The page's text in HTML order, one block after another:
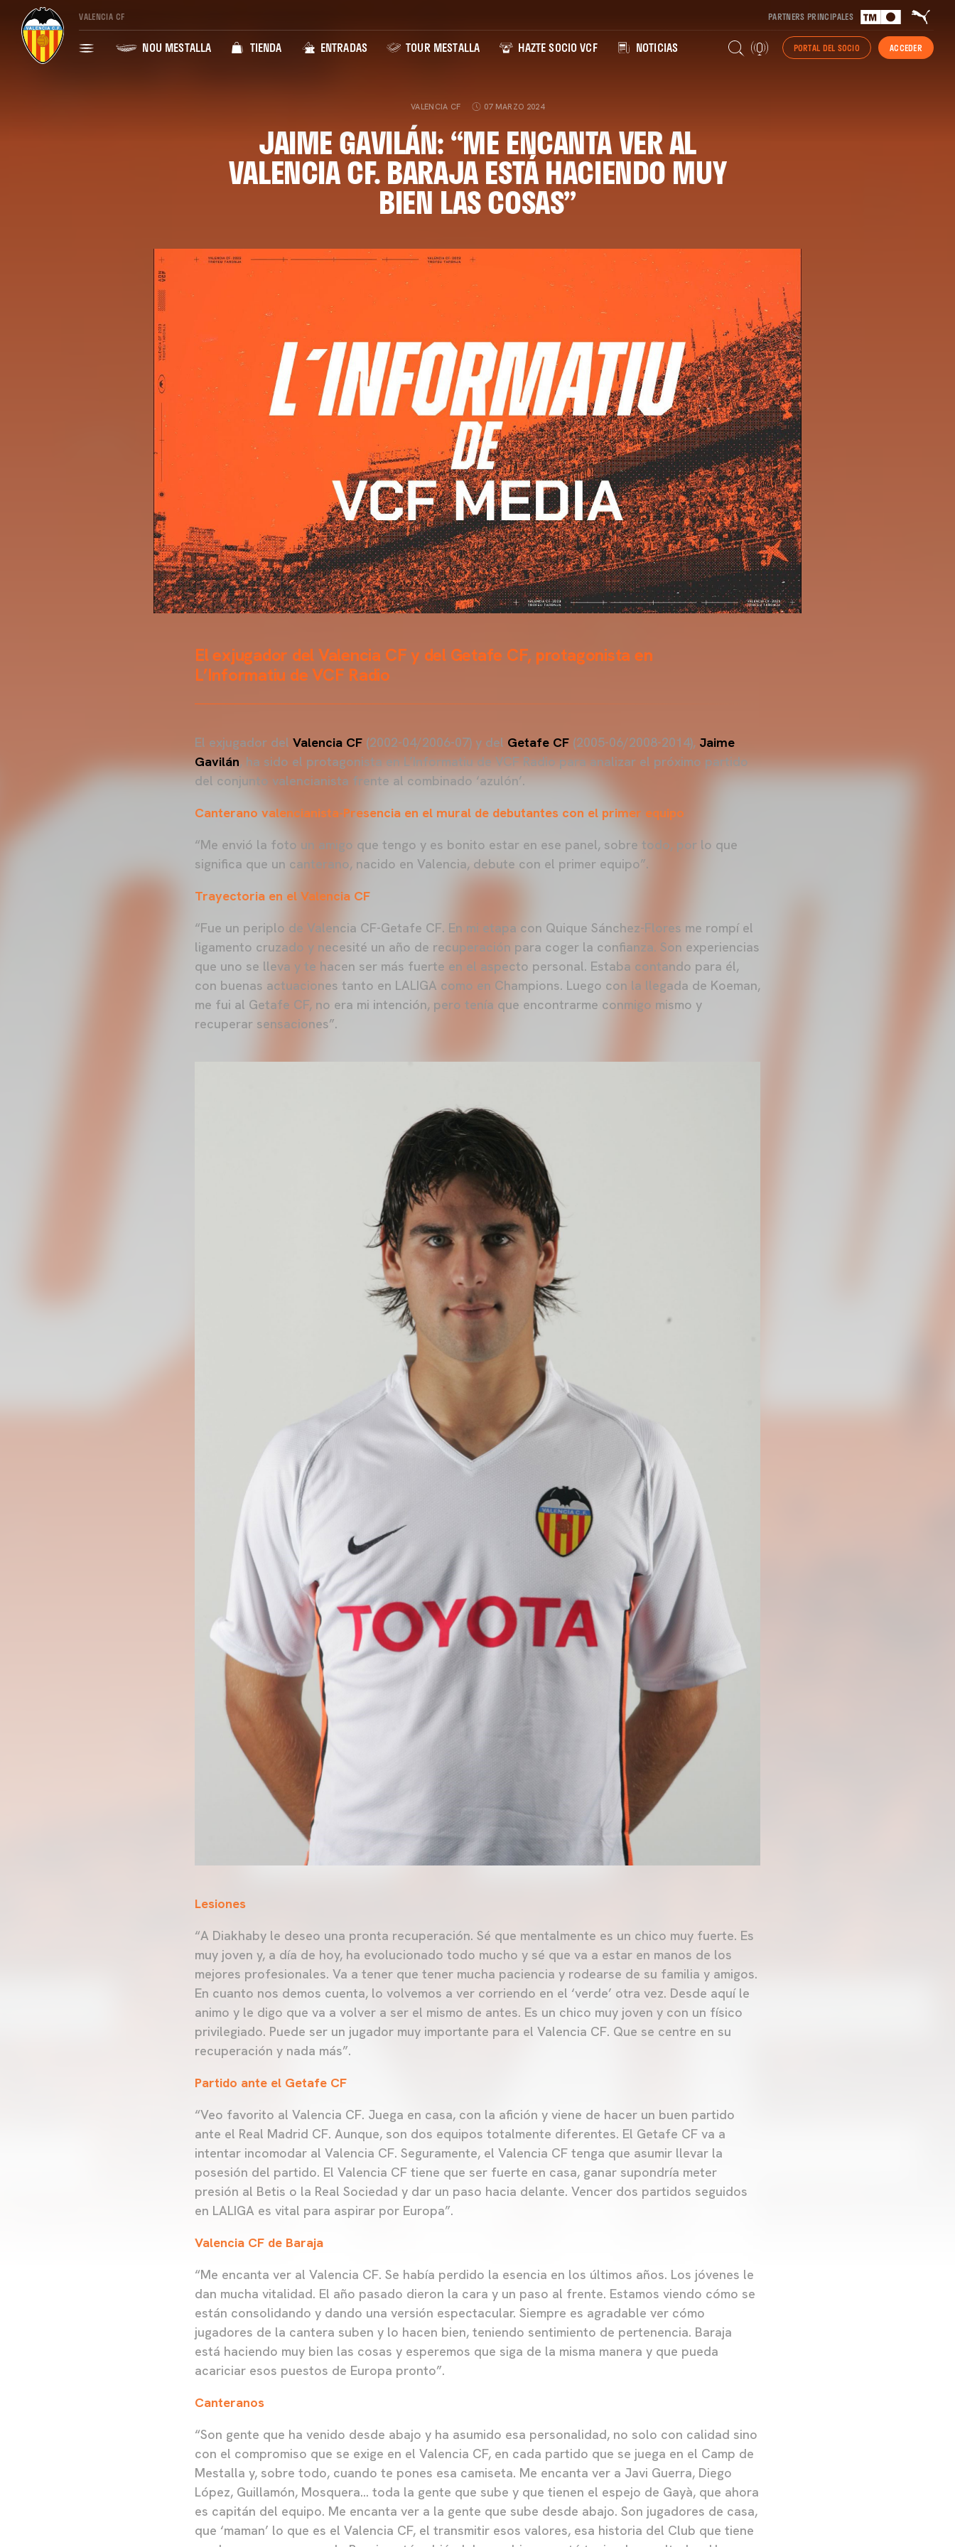
VALENCIA CF PARTNERS PRINCIPALES
NOU MESTALLA TIENDA ENTRADAS TOUR MESTALLA HAZTE SOCIO VCF NOTICIAS PORTAL DEL SOCIO ACCEDER
VALENCIA CF 07 MARZO 2024
JAIME GAVILÁN: “ME ENCANTA VER AL
VALENCIA CF. BARAJA ESTÁ HACIENDO MUY
BIEN LAS COSAS”
El exjugador del Valencia CF y del Getafe CF, protagonista en
L’Informatiu de VCF Radio
El exjugador del Valencia CF (2002-04/2006-07) y del Getafe CF (2005-06/2008-2014), Jaime
Gavilán, ha sido el protagonista en L’Informatiu de VCF Radio para analizar el próximo partido
del conjunto valencianista frente al combinado ‘azulón’.
Canterano valencianista-Presencia en el mural de debutantes con el primer equipo
“Me envió la foto un amigo que tengo y es bonito estar en ese panel, sobre todo, por lo que
significa que un canterano, nacido en Valencia, debute con el primer equipo”.
Trayectoria en el Valencia CF
“Fue un periplo de Valencia CF-Getafe CF. En mi etapa con Quique Sánchez-Flores me rompí el
ligamento cruzado y necesité un año de recuperación para coger la confianza. Son experiencias
que uno se lleva y te hacen ser más fuerte en el aspecto personal. Estaba contando para él,
con buenas actuaciones tanto en LALIGA como en Champions. Luego con la llegada de Koeman,
me fui al Getafe CF, no era mi intención, pero tenía que encontrarme conmigo mismo y
recuperar sensaciones”.
Lesiones
“A Diakhaby le deseo una pronta recuperación. Sé que mentalmente es un chico muy fuerte. Es
muy joven y, a día de hoy, ha evolucionado todo mucho y sé que va a estar en manos de los
mejores profesionales. Va a tener que tener mucha paciencia y rodearse de su familia y amigos.
En cuanto nos demos cuenta, lo volvemos a ver corriendo en el ‘verde’ otra vez. Desde aquí le
animo y le digo que va a volver a ser el mismo de antes. Es un chico muy joven y con un físico
privilegiado. Puede ser un jugador muy importante para el Valencia CF. Que se centre en su
recuperación y nada más”.
Partido ante el Getafe CF
“Veo favorito al Valencia CF. Juega en casa, con la afición y viene de hacer un buen partido
ante el Real Madrid CF. Aunque, son dos equipos totalmente diferentes. El Getafe CF va a
intentar incomodar al Valencia CF. Seguramente, el Valencia CF tenga que asumir llevar la
posesión del partido. El Valencia CF tiene que ser fuerte en casa, ganar supondría meter
presión al Betis o la Real Sociedad y dar un paso hacia delante. Vencer dos partidos seguidos
en LALIGA es vital para aspirar por Europa”.
Valencia CF de Baraja
“Me encanta ver al Valencia CF. Se había perdido la esencia en los últimos años. Los jóvenes le
dan mucha vitalidad. El año pasado dieron la cara y un paso al frente. Estamos viendo cómo se
están consolidando y dando una versión espectacular. Siempre es agradable ver cómo
jugadores de la cantera suben y lo hacen bien, teniendo sentimiento de pertenencia. Baraja
está haciendo muy bien las cosas y esperemos que siga de la misma manera y que pueda
acariciar esos puestos de Europa pronto”.
Canteranos
“Son gente que ha venido desde abajo y ha asumido esa personalidad, no solo con calidad sino
con el compromiso que se exige en el Valencia CF, en cada partido que se juega en el Camp de
Mestalla y, sobre todo, cuando te pones esa camiseta. Me encanta ver a Javi Guerra, Diego
López, Guillamón, Mosquera… toda la gente que sube y que tienen el espejo de Gayà, que ahora
es capitán del equipo. Me encanta ver a la gente que sube desde abajo. Son jugadores de casa,
que ‘maman’ lo que es el Valencia CF, el transmitir esos valores, esa historia del Club que tiene